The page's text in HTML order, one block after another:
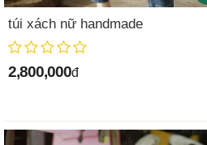
túi xách nữ handmade
2,800,000đ